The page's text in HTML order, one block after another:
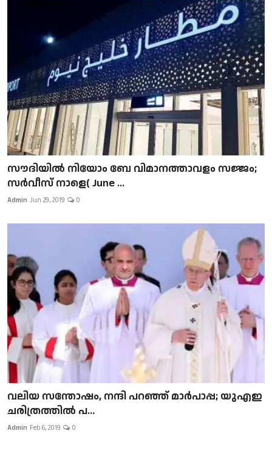
സൗദിയിൽ നിയോം ബേ വിമാനത്താവളം സജ്ജം;
സർവീസ് നാളെ( June ...
Admin Jun 29, 2019 0
വലിയ സന്തോഷം, നന്ദി പറഞ്ഞ് മാർപാപ്പ; യുഎഇ
ചരിത്രത്തിൽ പ...
Admin Feb 6, 2019 0